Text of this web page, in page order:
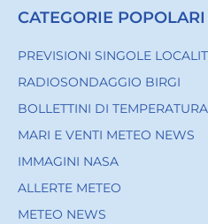
CATEGORIE POPOLARI
PREVISIONI SINGOLE
RADIOSONDAGGIO BIRGI
BOLLETTINI DI TEMPERATURA
MARI E VENTI METEO NEWS
IMMAGINI NASA
ALLERTE METEO
METEO NEWS